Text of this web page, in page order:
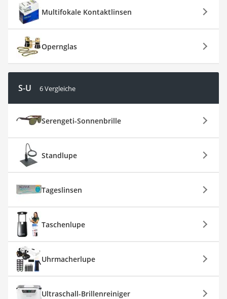
Multifokale Kontaktlinsen
Opernglas
S-U 6 Vergleiche
Serengeti-Sonnenbrille
Standlupe
Tageslinsen
Taschenlupe
Uhrmacherlupe
Ultraschall-Brillenreiniger